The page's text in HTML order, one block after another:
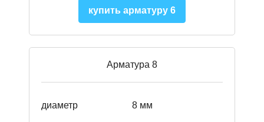
купить арматуру 6
Арматура 8
диаметр 8 мм